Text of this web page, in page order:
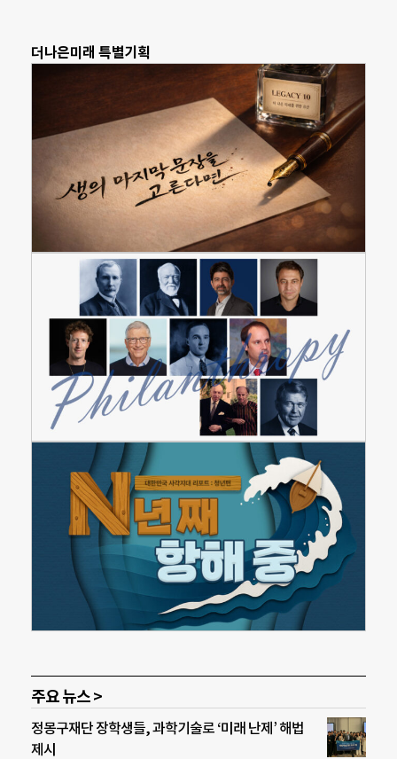
더나은미래 특별기획
주요 뉴스 >
정몽구재단 장학생들, 과학기술로 ‘미래 난제’ 해법
제시